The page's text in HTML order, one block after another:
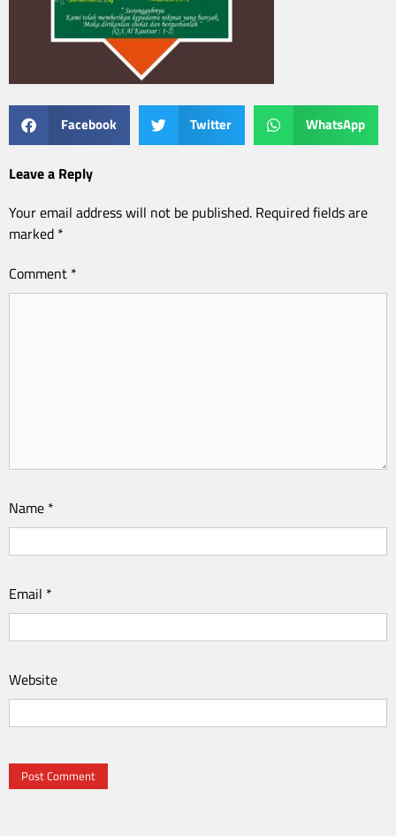
Facebook Twitter WhatsApp
Leave a Reply
Your email address will not be published. Required fields are
marked *
Comment *
Name *
Email *
Website